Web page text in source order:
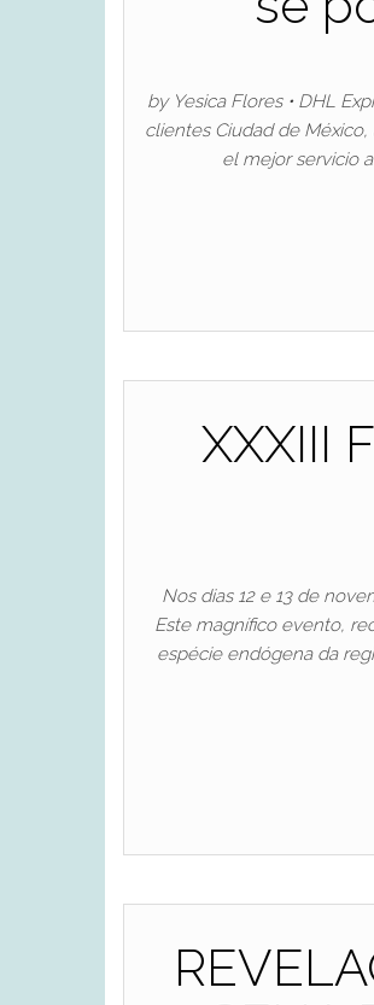
by Yesica Flores • DHL
clientes Ciudad de
el mejor servicio
XXXIII
Nos dias 12 e 13 de
Este magnífico evento,
espécie endógena da